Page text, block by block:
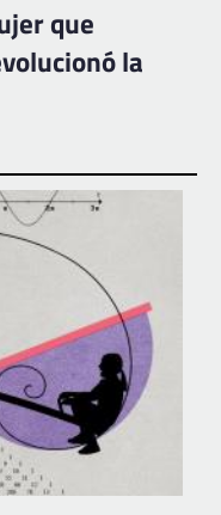
que
la